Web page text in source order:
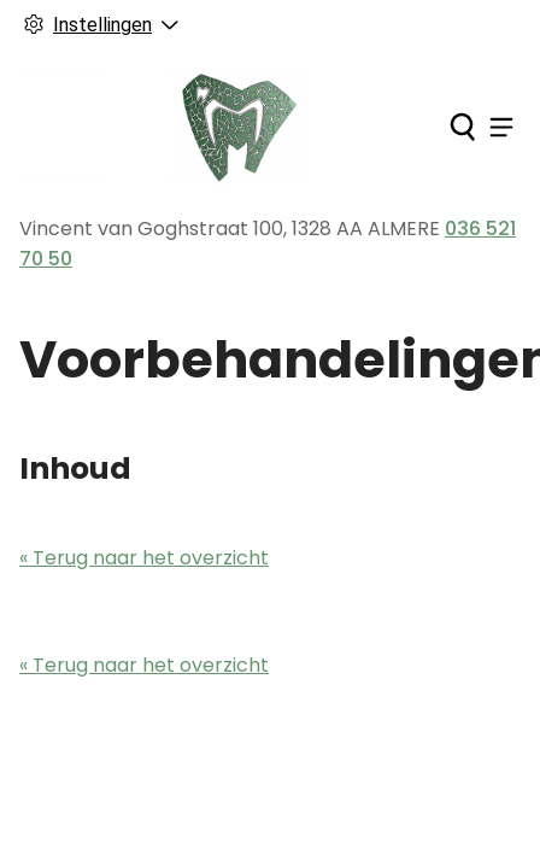
Instellingen
Vincent van Goghstraat 100,1328 AA ALMERE Tel:
036 521
70 50
Inhoud
« Terug naar het overzicht
« Terug naar het overzicht